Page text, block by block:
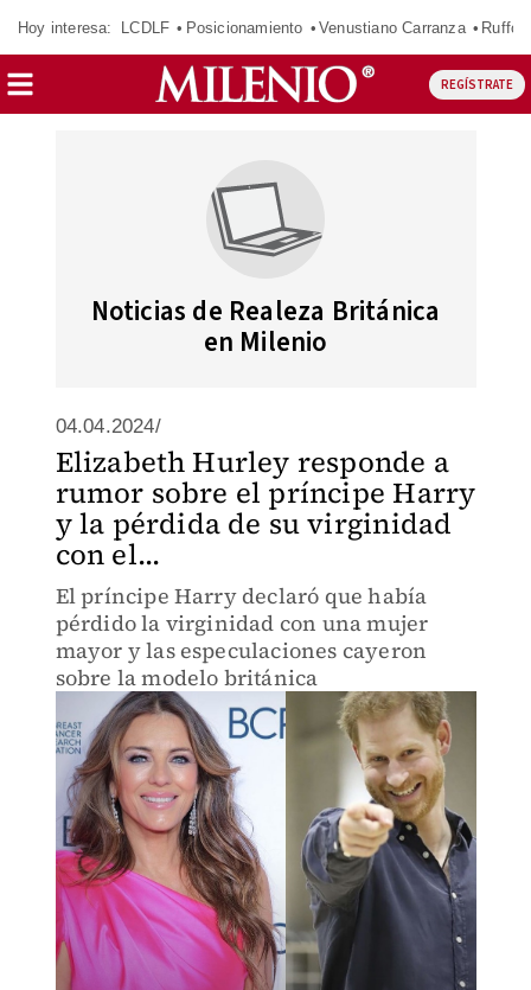
Hoy interesa: LCDLF Posicionamiento Venustiano Carranza Ruffo
REGÍSTRATE
Noticias de Realeza Británica
en Milenio
04.04.2024/
Elizabeth Hurley responde a
rumor sobre el príncipe Harry
y la pérdida de su virginidad
con el...
El príncipe Harry declaró que había
pérdido la virginidad con una mujer
mayor y las especulaciones cayeron
sobre la modelo británica